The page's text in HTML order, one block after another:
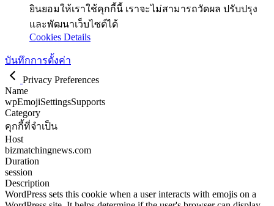
ยินยอมให้เราใช้คุกกี้นี้ เราจะไม่สามารถวัดผล ปรับปรุง
และพัฒนาเว็บไซต์ได้
Cookies Details
บันทึกการตั้งค่า
Privacy Preferences
Name
wpEmojiSettingsSupports
Category
คุกกี้ที่จำเป็น
Host
bizmatchingnews.com
Duration
session
Description
WordPress sets this cookie when a user interacts with emojis on a